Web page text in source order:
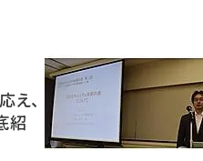
え、
紹